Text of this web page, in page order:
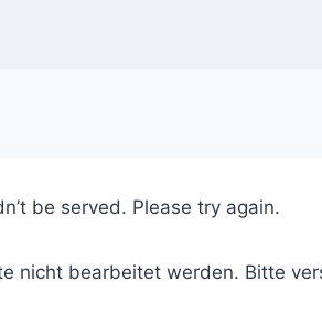
be served. Please try again.
nicht bearbeitet werden. Bitte